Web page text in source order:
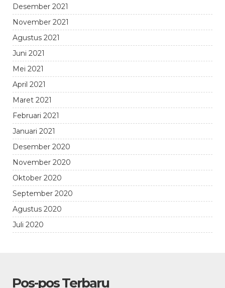
Desember 2021
November 2021
Agustus 2021
Juni 2021
Mei 2021
April 2021
Maret 2021
Februari 2021
Januari 2021
Desember 2020
November 2020
Oktober 2020
September 2020
Agustus 2020
Juli 2020
Pos-pos Terbaru